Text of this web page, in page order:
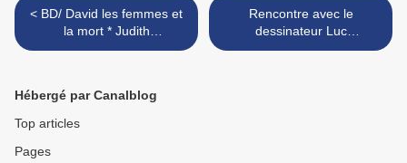
< BD/ David les femmes et
la mort * Judith
Vanistendael
Rencontre avec le
dessinateur Luc
Cromheecke >
Hébergé par Canalblog
Top articles
Pages